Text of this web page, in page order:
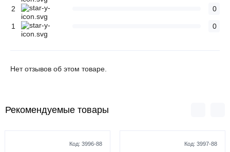
2 0
1 0
Нет отзывов об этом товаре.
Рекомендуемые товары
Код: 3996-88 Код: 3997-88